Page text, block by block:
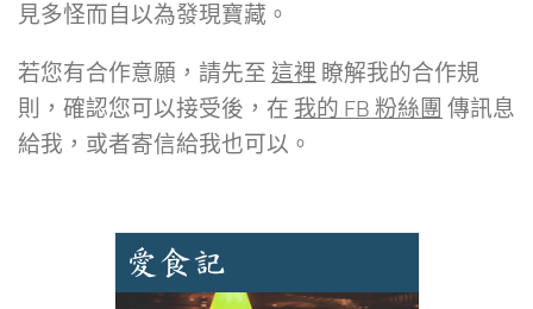
見多怪而自以為發現寶藏。
若您有合作意願，請先至 這裡 瞭解我的合作規
則，確認您可以接受後，在 我的 FB 粉絲團 傳訊息
給我，或者寄信給我也可以。